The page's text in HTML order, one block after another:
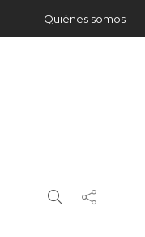
Quiénes somos